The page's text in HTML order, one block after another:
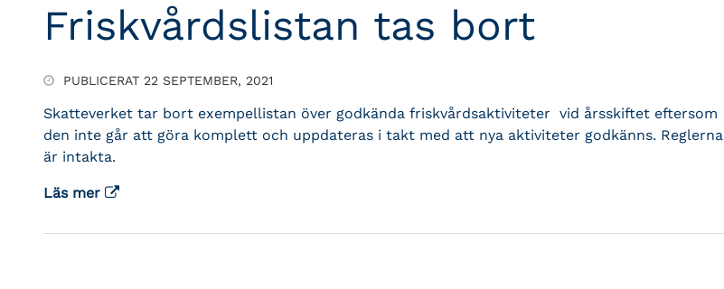
Friskvårdslistan tas bort
PUBLICERAT 22 SEPTEMBER, 2021
Skatteverket tar bort exempellistan över godkända friskvårdsaktiviteter vid årsskiftet eftersom
den inte går att göra komplett och uppdateras i takt med att nya aktiviteter godkänns. Reglerna
är intakta.
Läs mer